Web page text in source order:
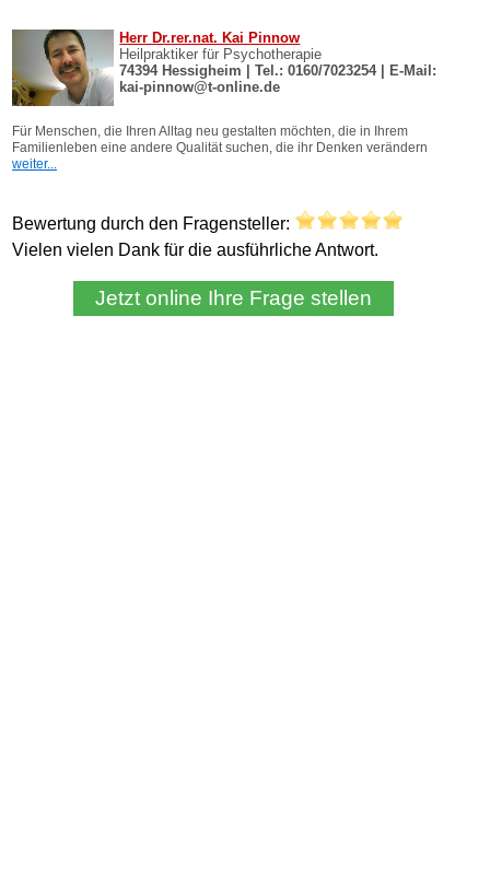
Bewertung durch den Fragensteller:
Vielen vielen Dank für die ausführliche Antwort.